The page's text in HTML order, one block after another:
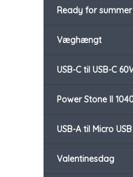
Ready for summer
Væghængt
USB-C til USB-C
Power Stone II
USB-A til Micro
Valentinesdag